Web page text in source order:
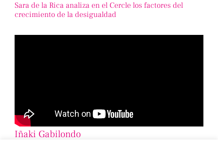
Sara de la Rica analiza en el Cercle los factores del
crecimiento de la desigualdad
Iñaki Gabilondo